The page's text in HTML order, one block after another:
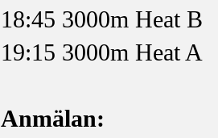
18:45 3000m Heat B
19:15 3000m Heat A
Anmälan: